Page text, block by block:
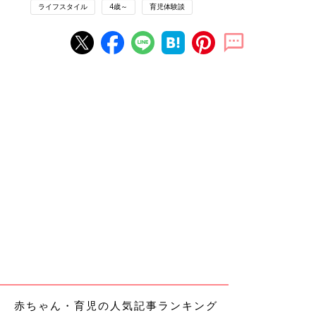
ライフスタイル 4歳～ 育児体験談
赤ちゃん・育児の人気記事ランキング